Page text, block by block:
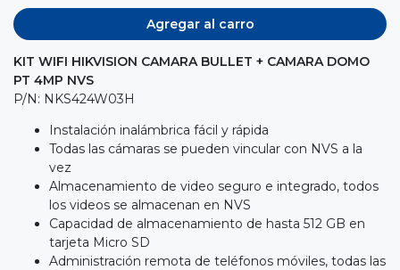
Agregar al carro
KIT WIFI HIKVISION CAMARA BULLET + CAMARA DOMO
PT 4MP NVS
P/N: NKS424W03H
Instalación inalámbrica fácil y rápida
Todas las cámaras se pueden vincular con NVS a la
vez
Almacenamiento de video seguro e integrado, todos
los videos se almacenan en NVS
Capacidad de almacenamiento de hasta 512 GB en
tarjeta Micro SD
Administración remota de teléfonos móviles, todas las